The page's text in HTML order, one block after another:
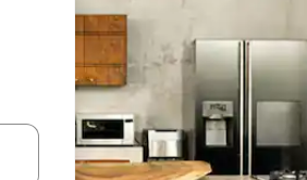
naudodami rodykles aukštyn ir žemyn